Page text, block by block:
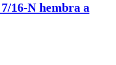
16-N hembra a